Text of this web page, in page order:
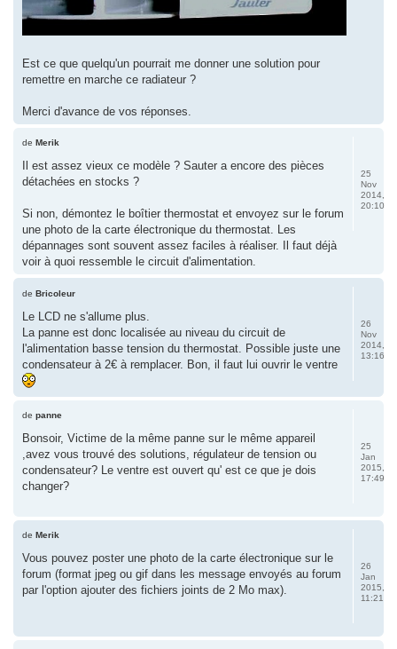
Est ce que quelqu'un pourrait me donner une solution pour
remettre en marche ce radiateur ?
Merci d'avance de vos réponses.
de Merik
Il est assez vieux ce modèle ? Sauter a encore des pièces
détachées en stocks ?
Si non, démontez le boîtier thermostat et envoyez sur le forum
une photo de la carte électronique du thermostat. Les
dépannages sont souvent assez faciles à réaliser. Il faut déjà
voir à quoi ressemble le circuit d'alimentation.
25
Nov
2014,
20:10
de Bricoleur
Le LCD ne s'allume plus.
La panne est donc localisée au niveau du circuit de
l'alimentation basse tension du thermostat. Possible juste une
condensateur à 2€ à remplacer. Bon, il faut lui ouvrir le ventre
26
Nov
2014,
13:16
de panne
Bonsoir, Victime de la même panne sur le même appareil
,avez vous trouvé des solutions, régulateur de tension ou
condensateur? Le ventre est ouvert qu' est ce que je dois
changer?
25
Jan
2015,
17:49
de Merik
Vous pouvez poster une photo de la carte électronique sur le
forum (format jpeg ou gif dans les message envoyés au forum
par l'option ajouter des fichiers joints de 2 Mo max).
26
Jan
2015,
11:21